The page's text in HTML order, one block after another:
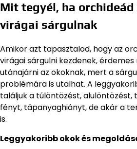
Mit tegyél, ha orchideád
virágai sárgulnak
Amikor azt tapasztalod, hogy az
virágai sárgulni kezdenek,
utánajárni az okoknak, mert a
problémára is utalhat. A
találjuk a túlöntözést, alulöntözést,
fényt, tápanyaghiányt, de akár a
is.
Leggyakoribb okok és